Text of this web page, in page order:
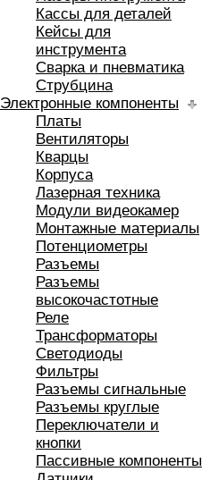
Кассы для деталей
Кейсы для
инструмента
Сварка и пневматика
Струбцина
Электронные компоненты
Платы
Вентиляторы
Кварцы
Корпуса
Лазерная техника
Модули видеокамер
Монтажные материалы
Потенциометры
Разъемы
Разъемы
высокочастотные
Реле
Трансформаторы
Светодиоды
Фильтры
Разъемы сигнальные
Разъемы круглые
Переключатели и
кнопки
Пассивные компоненты